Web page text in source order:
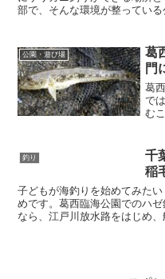
部で、そんな環境が整ってい
公園・遊び場
葛
門
葛
で
む
ぜ
場
釣り
千
稲
子どもが海釣りを始めてみた
めです。葛西臨海公園でのハ
なら、江戸川放水路をはじめ